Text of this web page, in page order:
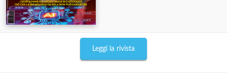
Leggi la rivista